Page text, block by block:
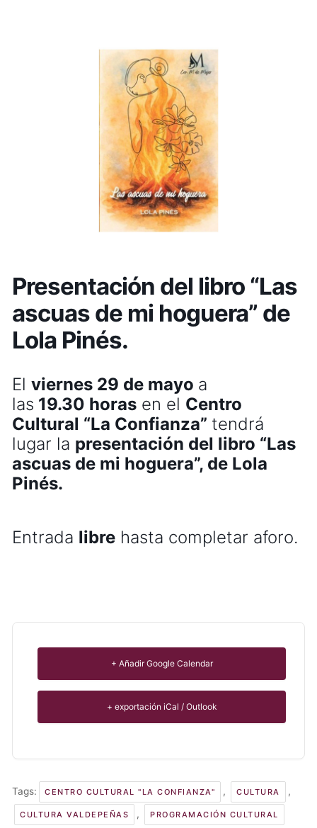
Presentación del libro “Las
ascuas de mi hoguera” de
Lola Pinés.
Elviernes 29 de mayo a
las 19.30 horas en el Centro
Cultural “La Confianza” tendrá
lugar la presentación del libro “Las
ascuas de mi hoguera”, de Lola
Pinés.
Entrada libre hasta completar aforo.
+ Añadir Google Calendar
+ exportación iCal / Outlook
Tags: CENTRO CULTURAL "LA CONFIANZA" , CULTURA ,
CULTURA VALDEPEÑAS , PROGRAMACIÓN CULTURAL